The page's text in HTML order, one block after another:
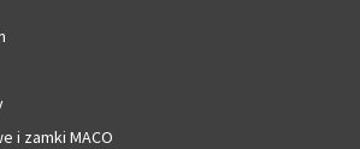
i zamki MACO